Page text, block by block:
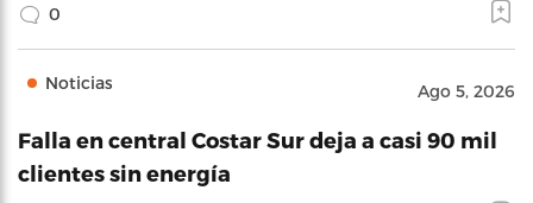
0
Noticias Ago 5, 2026
Falla en central Costar Sur deja a casi 90 mil
clientes sin energía